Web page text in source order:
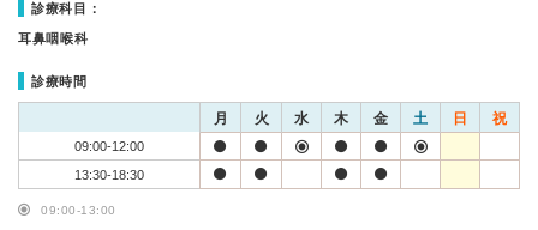
診療科目：
耳鼻咽喉科
診療時間
月 火 水 木 金 土 日 祝
09:00-12:00
13:30-18:30
09:00-13:00